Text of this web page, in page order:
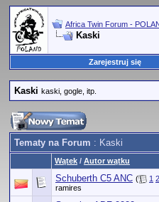
Africa Twin Forum -
Kaski
Zarejestruj się
Kaski kaski, gogle, itp.
Tematy na Forum : Kaski
Wątek / Autor wątku
Schuberth C5 ANC ( 1 2
ramires